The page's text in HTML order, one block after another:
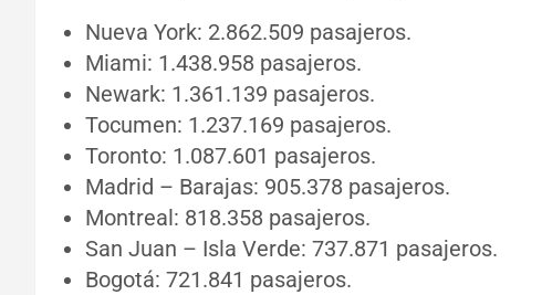
Nueva York: 2.862.509 pasajeros.
Miami: 1.438.958 pasajeros.
Newark: 1.361.139 pasajeros.
Tocumen: 1.237.169 pasajeros.
Toronto: 1.087.601 pasajeros.
Madrid – Barajas: 905.378 pasajeros.
Montreal: 818.358 pasajeros.
San Juan – Isla Verde: 737.871 pasajeros.
Bogotá: 721.841 pasajeros.